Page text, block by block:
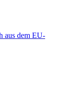
aus dem EU-